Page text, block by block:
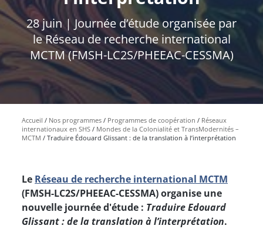
28 juin | Journée d’étude organisée par
le Réseau de recherche international
MCTM (FMSH-LC2S/PHEEAC-CESSMA)
Accueil Nos programmes Programmes de coopération
Réseaux
internationaux en SHS
Mondes de la Colonialité et TransModernités –
MCTM
Traduire Édouard Glissant : de la translation à l’interprétation
Le Réseau de recherche international MCTM
(FMSH-LC2S/PHEEAC-CESSMA) organise une
nouvelle journée d'étude : Traduire Edouard
Glissant : de la translation à l’interprétation.